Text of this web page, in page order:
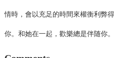
情時，會以充足的時間來權衡利弊
你。和她在一起，歡樂總是伴随你。